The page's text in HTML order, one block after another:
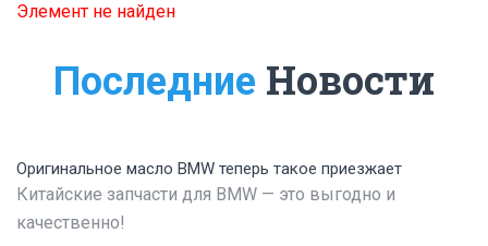
Элемент не найден
Последние Новости
Оригинальное масло BMW теперь такое приезжает
Китайские запчасти для BMW — это выгодно и
качественно!